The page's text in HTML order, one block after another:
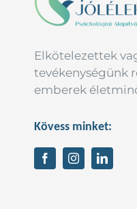
Elkötelezettek
tevékenységünk
emberek
Kövess minket: